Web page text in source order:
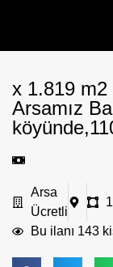
x 1.819 m2
Arsamız
Arsa
Ücretli
Bu ilanı 143